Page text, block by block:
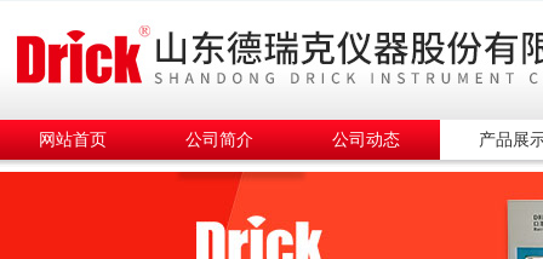
网站首页 公司简介 公司动态 产品展